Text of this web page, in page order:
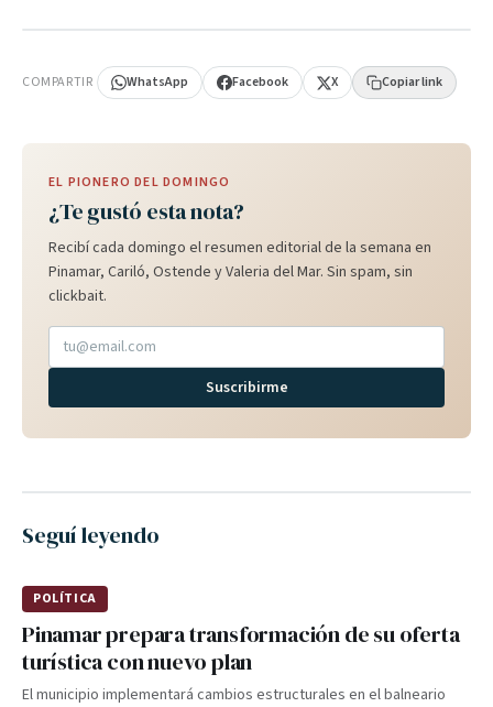
COMPARTIR WhatsApp Facebook X Copiar link
EL PIONERO DEL DOMINGO
¿Te gustó esta nota?
Recibí cada domingo el resumen editorial de la semana en
Pinamar, Cariló, Ostende y Valeria del Mar. Sin spam, sin
clickbait.
Suscribirme
Seguí leyendo
POLÍTICA
Pinamar prepara transformación de su oferta
turística con nuevo plan
El municipio implementará cambios estructurales en el balneario